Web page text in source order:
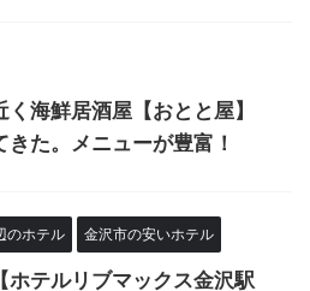
く海鮮居酒屋【おとと屋】
きた。メニューが豊富！
のホテル 金沢市の安いホテル
ホテルリブマックス金沢駅